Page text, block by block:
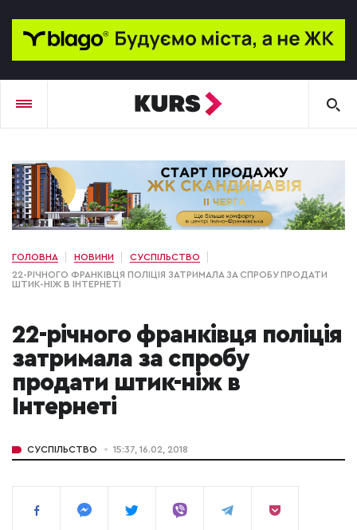
ГОЛОВНА НОВИНИ
СУСПІЛЬСТВО
22-РІЧНОГО ФРАНКІВЦЯ ПОЛІЦІЯ ЗАТРИМАЛА ЗА СПРОБУ ПРОДАТИ
ШТИК-НІЖ В ІНТЕРНЕТІ
22-річного франківця поліція
затримала за спробу
продати штик-ніж в
Інтернеті
СУСПІЛЬСТВО 15:37, 16.02, 2018